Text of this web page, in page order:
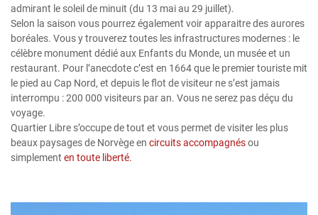
admirant le soleil de minuit (du 13 mai au 29 juillet).
Selon la saison vous pourrez également voir apparaitre des aurores
boréales. Vous y trouverez toutes les infrastructures modernes : le
célèbre monument dédié aux Enfants du Monde, un musée et un
restaurant. Pour l’anecdote c’est en 1664 que le premier touriste mit
le pied au Cap Nord, et depuis le flot de visiteur ne s’est jamais
interrompu : 200 000 visiteurs par an. Vous ne serez pas déçu du
voyage.
Quartier Libre s’occupe de tout et vous permet de visiter les plus
beaux paysages de Norvège en circuits accompagnésou
simplement en toute liberté.